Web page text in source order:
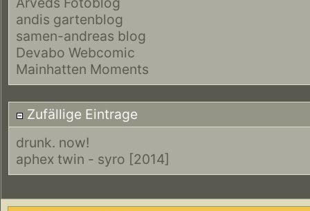
andis gartenblog
samen-andreas blog
Devabo Webcomic
Mainhatten Moments
Zufällige Eintrage
drunk. now!
aphex twin - syro [2014]